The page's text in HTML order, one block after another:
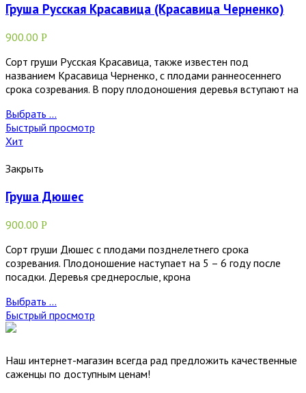
Груша Русская Красавица (Красавица Черненко)
900.00 Р
Сорт груши Русская Красавица, также известен под
названием Красавица Черненко, с плодами раннеосеннего
срока созревания. В пору плодоношения деревья вступают на
Выбрать ...
Быстрый просмотр
Хит
Закрыть
Груша Дюшес
900.00 Р
Сорт груши Дюшес с плодами позднелетнего срока
созревания. Плодоношение наступает на 5 – 6 году после
посадки. Деревья среднерослые, крона
Выбрать ...
Быстрый просмотр
Наш интернет-магазин всегда рад предложить качественные
саженцы по доступным ценам!